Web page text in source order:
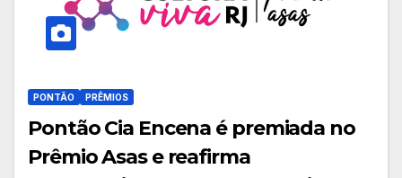
PONTÃO PRÊMIOS
Pontão Cia Encena é premiada no
Prêmio Asas e reafirma